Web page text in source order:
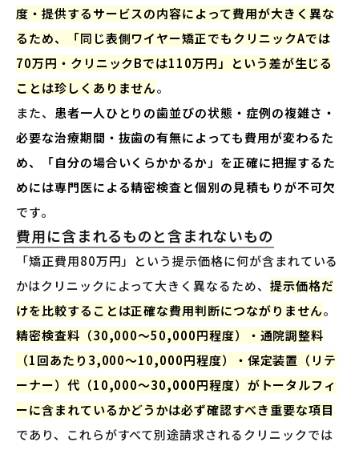
度・提供するサービスの内容によって費用が大きく異な
るため、「同じ表側ワイヤー矯正でもクリニックAでは
70万円・クリニックBでは110万円」という差が生じる
ことは珍しくありません。
また、 患者一人ひとりの歯並びの状態・症例の複雑さ・
必要な治療期間・抜歯の有無によっても費用が変わるた
め、「自分の場合いくらかかるか」を正確に把握するた
めには専門医による精密検査と個別の見積もりが不可欠
です。
費用に含まれるものと含まれないもの
「矯正費用80万円」という提示価格に何が含まれている
かはクリニックによって大きく異なるため、 提示価格だ
けを比較することは正確な費用判断につながりません。
精密検査料（30,000〜50,000円程度）・通院調整料
（1回あたり3,000〜10,000円程度）・保定装置（リテ
ーナー）代（10,000〜30,000円程度）がトータルフィ
ーに含まれているかどうかは必ず確認すべき重要な項目
であり、これらがすべて別途請求されるクリニックでは